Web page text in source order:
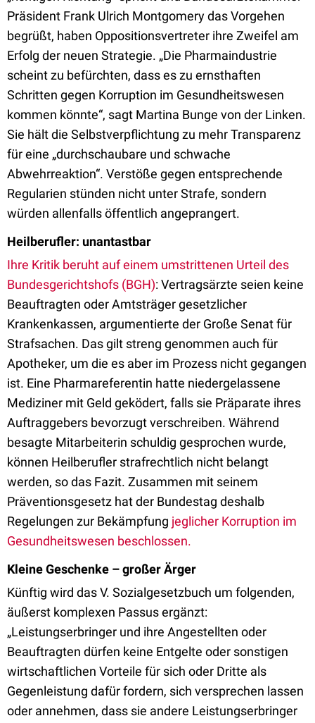
Präsident Frank Ulrich Montgomery das Vorgehen
begrüßt, haben Oppositionsvertreter ihre Zweifel am
Erfolg der neuen Strategie. „Die Pharmaindustrie
scheint zu befürchten, dass es zu ernsthaften
Schritten gegen Korruption im Gesundheitswesen
kommen könnte“, sagt Martina Bunge von der Linken.
Sie hält die Selbstverpflichtung zu mehr Transparenz
für eine „durchschaubare und schwache
Abwehrreaktion“. Verstöße gegen entsprechende
Regularien stünden nicht unter Strafe, sondern
würden allenfalls öffentlich angeprangert.
Heilberufler: unantastbar
Ihre Kritik beruht auf einem umstrittenen Urteil des
Bundesgerichtshofs (BGH): Vertragsärzte seien keine
Beauftragten oder Amtsträger gesetzlicher
Krankenkassen, argumentierte der Große Senat für
Strafsachen. Das gilt streng genommen auch für
Apotheker, um die es aber im Prozess nicht gegangen
ist. Eine Pharmareferentin hatte niedergelassene
Mediziner mit Geld geködert, falls sie Präparate ihres
Auftraggebers bevorzugt verschreiben. Während
besagte Mitarbeiterin schuldig gesprochen wurde,
können Heilberufler strafrechtlich nicht belangt
werden, so das Fazit. Zusammen mit seinem
Präventionsgesetz hat der Bundestag deshalb
Regelungen zur Bekämpfung jeglicher Korruption im
Gesundheitswesen beschlossen.
Kleine Geschenke – großer Ärger
Künftig wird das V. Sozialgesetzbuch um folgenden,
äußerst komplexen Passus ergänzt:
„Leistungserbringer und ihre Angestellten oder
Beauftragten dürfen keine Entgelte oder sonstigen
wirtschaftlichen Vorteile für sich oder Dritte als
Gegenleistung dafür fordern, sich versprechen lassen
oder annehmen, dass sie andere Leistungserbringer